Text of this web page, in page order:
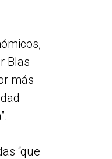
Blas
más
“que